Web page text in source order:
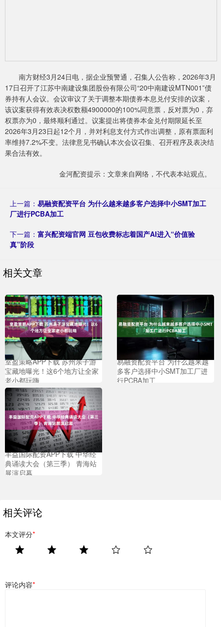
南方财经3月24日电，据企业预警通，召集人公告称，2026年3月
17日召开了江苏中南建设集团股份有限公司“20中南建设MTN001”债
券持有人会议。会议审议了关于调整本期债券本息兑付安排的议案，
该议案获得有效表决权数额4900000的100%同意票，反对票为0，弃
权票亦为0，最终顺利通过。议案提出将债券本金兑付期限延长至
2026年3月23日起12个月，并对利息支付方式作出调整，原有票面利
率维持7.2%不变。法律意见书确认本次会议召集、召开程序及表决结
果合法有效。
金河配资提示：文章来自网络，不代表本站观点。
上一篇： 易融资配资平台 为什么越来越多客户选择中小SMT加工
厂进行PCBA加工
下一篇： 富兴配资端官网 豆包收费标志着国产AI进入“价值验
真”阶段
相关文章
室盈策略APP下载 苏州亲子游
宝藏地曝光！这6个地方让全家
老小都玩嗨
易融资配资平台 为什么越来越
多客户选择中小SMT加工厂进
行PCBA加工
丰益国际配资APP下载 中华经
典诵读大会（第三季） 青海站
展演启幕
相关评论
本文评分*
评论内容*